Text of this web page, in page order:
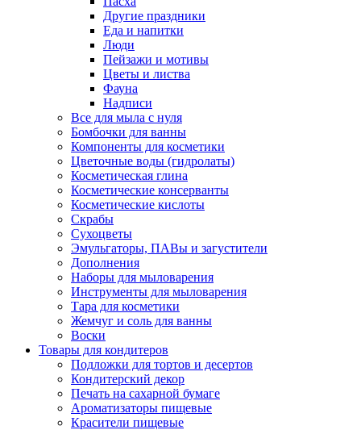
Другие праздники
Еда и напитки
Люди
Пейзажи и мотивы
Цветы и листва
Фауна
Надписи
Все для мыла с нуля
Бомбочки для ванны
Компоненты для косметики
Цветочные воды (гидролаты)
Косметическая глина
Косметические консерванты
Косметические кислоты
Скрабы
Сухоцветы
Эмульгаторы, ПАВы и загустители
Дополнения
Наборы для мыловарения
Инструменты для мыловарения
Тара для косметики
Жемчуг и соль для ванны
Воски
Товары для кондитеров
Подложки для тортов и десертов
Кондитерский декор
Печать на сахарной бумаге
Ароматизаторы пищевые
Красители пищевые